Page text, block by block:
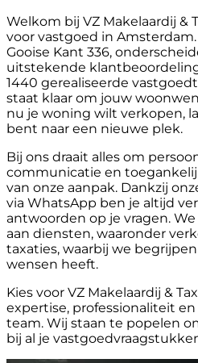
Welkom bij VZ Makelaardij &
voor vastgoed in
Gooise Kant 336,
uitstekende
1440 gerealiseerde
staat klaar om jouw
nu je woning wilt verkopen,
bent naar een nieuwe plek.
Bij ons draait alles om
communicatie en
van onze aanpak. Dankzij
via WhatsApp ben je altijd
antwoorden op je vragen.
aan diensten, waaronder
taxaties, waarbij we
wensen heeft.
Kies voor VZ Makelaardij &
expertise, professionaliteit
team. Wij staan te popelen
bij al je